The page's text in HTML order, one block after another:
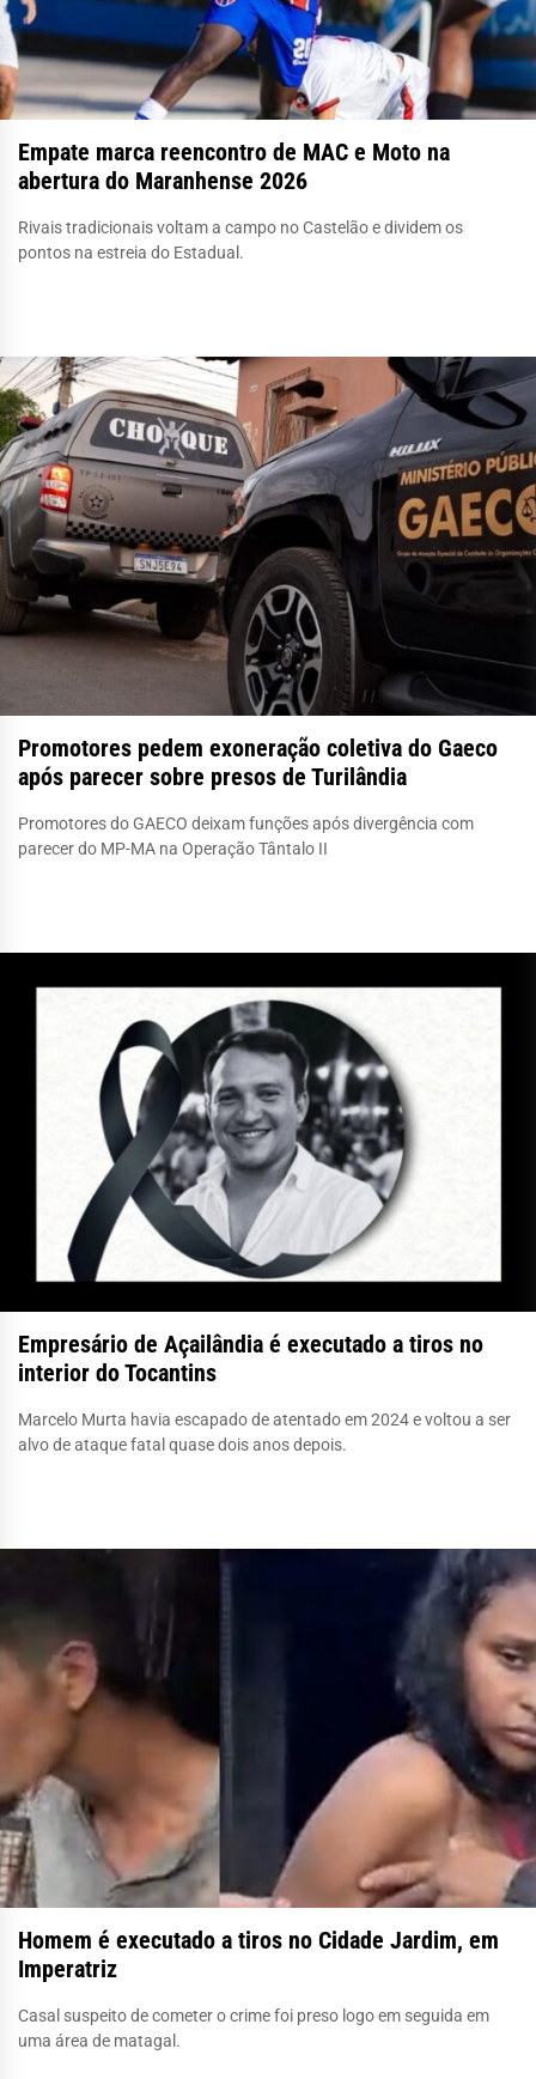
Empate marca reencontro de MAC e Moto na
abertura do Maranhense 2026
Rivais tradicionais voltam a campo no Castelão e dividem os
pontos na estreia do Estadual.
Promotores pedem exoneração coletiva do Gaeco
após parecer sobre presos de Turilândia
Promotores do GAECO deixam funções após divergência com
parecer do MP-MA na Operação Tântalo II
Empresário de Açailândia é executado a tiros no
interior do Tocantins
Marcelo Murta havia escapado de atentado em 2024 e voltou a ser
alvo de ataque fatal quase dois anos depois.
Homem é executado a tiros no Cidade Jardim, em
Imperatriz
Casal suspeito de cometer o crime foi preso logo em seguida em
uma área de matagal.